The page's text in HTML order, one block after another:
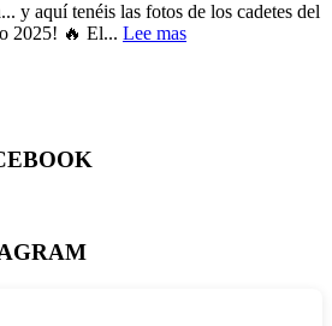
y aquí tenéis las fotos de los cadetes del
2025! 🔥 El... Lee mas